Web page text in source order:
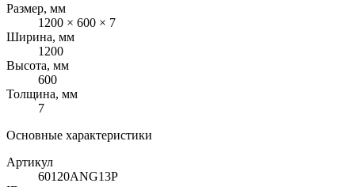
Размер, мм
1200 × 600 × 7
Ширина, мм
1200
Высота, мм
600
Толщина, мм
7
Основные характеристики
Артикул
60120ANG13P